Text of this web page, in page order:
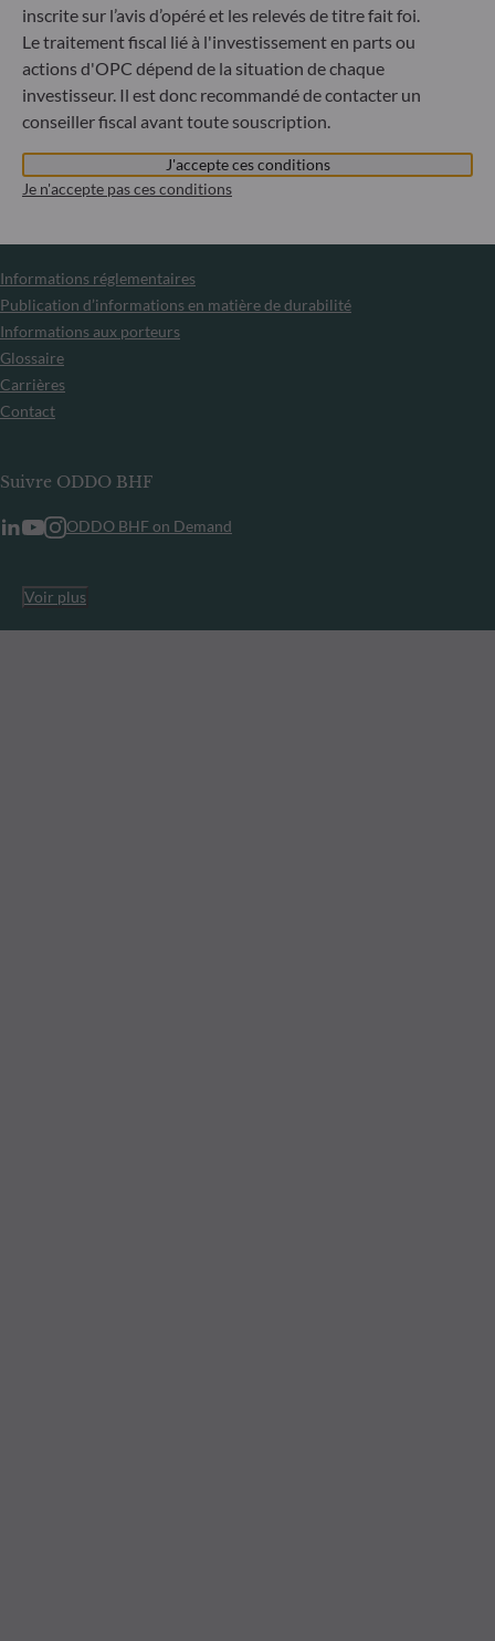
Gestion est interdite à tout ressortissant russe ou
biélorusse, à toute personne physique résidant en Russie
ou en Biélorussie ou à toute personne morale, toute entité
ou tout organisme établi en Russie ou en Biélorussie, à
l’exception des ressortissants d’un État membre de l’Union
de séjour temporaire ou permanent dans un État membre.
Informations réglementaires
Publication d’informations en matière de durabilité
Informations aux porteurs
Glossaire
Carrières
Contact
Suivre ODDO BHF
ODDO BHF on Demand
Voir plus
inscrite sur l’avis d’opéré et les relevés de titre fait foi.
Le traitement fiscal lié à l'investissement en parts ou
actions d'OPC dépend de la situation de chaque
investisseur. Il est donc recommandé de contacter un
conseiller fiscal avant toute souscription.
J'accepte ces conditions
Je n'accepte pas ces conditions